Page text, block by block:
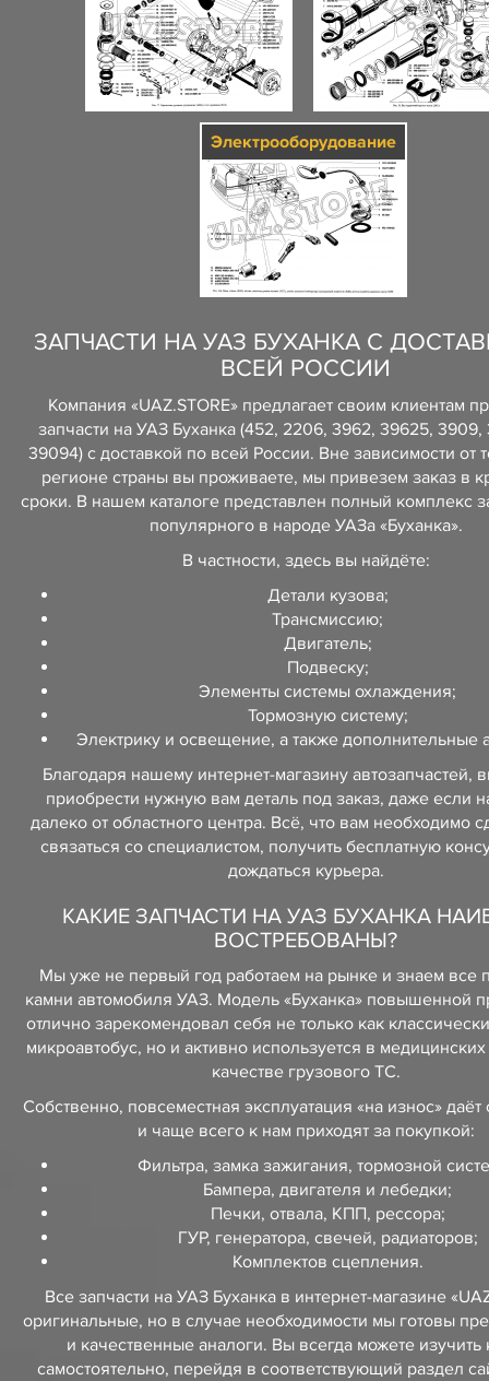
Электрооборудование
ЗАПЧАСТИ НА УАЗ БУХАНКА С
ВСЕЙ РОССИИ
Компания «UAZ.STORE» предлагает своим клиентам
запчасти на УАЗ Буханка (452, 2206, 3962, 39625, 3909,
39094) с доставкой по всей России. Вне зависимости от
регионе страны вы проживаете, мы привезем заказ в
сроки. В нашем каталоге представлен полный комплекс
популярного в народе УАЗа «Буханка».
В частности, здесь вы найдёте:
Детали кузова;
Трансмиссию;
Двигатель;
Подвеску;
Элементы системы охлаждения;
Тормозную систему;
Электрику и освещение, а также дополнительные
Благодаря нашему интернет-магазину автозапчастей,
приобрести нужную вам деталь под заказ, даже если
далеко от областного центра. Всё, что вам необходимо
связаться со специалистом, получить бесплатную
дождаться курьера.
КАКИЕ ЗАПЧАСТИ НА УАЗ БУХАНКА
ВОСТРЕБОВАНЫ?
Мы уже не первый год работаем на рынке и знаем все
камни автомобиля УАЗ. Модель «Буханка» повышенной
отлично зарекомендовал себя не только как
микроавтобус, но и активно используется в
качестве грузового ТС.
Собственно, повсеместная эксплуатация «на износ» даёт
и чаще всего к нам приходят за покупкой:
Фильтра, замка зажигания, тормозной
Бампера, двигателя и лебедки;
Печки, отвала, КПП, рессора;
ГУР, генератора, свечей, радиаторов;
Комплектов сцепления.
Все запчасти на УАЗ Буханка в интернет-магазине
оригинальные, но в случае необходимости мы готовы
и качественные аналоги. Вы всегда можете изучить
самостоятельно, перейдя в соответствующий раздел